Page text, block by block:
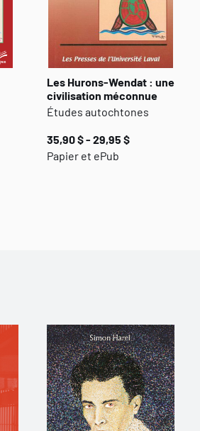
Les Hurons-Wendat : une
civilisation méconnue
Études autochtones
35,90 $ - 29,95 $
Papier et ePub